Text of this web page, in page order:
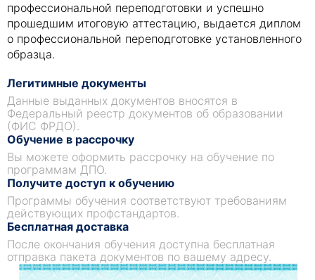
профессиональной переподготовки и успешно
прошедшим итоговую аттестацию, выдается диплом
о профессиональной переподготовке установленного
образца.
Легитимные документы
Данные выданных документов вносятся в
Федеральный реестр документов об образовании
(ФИС ФРДО).
Обучение в рассрочку
Вы можете оформить рассрочку на обучение по
программам ДПО.
Получите доступ к обучению
Программы обучения соответствуют требованиям
действующих профстандартов.
Бесплатная доставка
После окончания обучения доступна бесплатная
отправка пакета документов по вашему адресу.